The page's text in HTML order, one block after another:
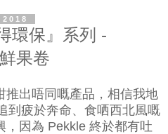
環保』系列 -
果卷
推出唔同嘅產品，相信我地
到疲於奔命、食哂西北風嘅
，因為 Pekkle 終於都有吐